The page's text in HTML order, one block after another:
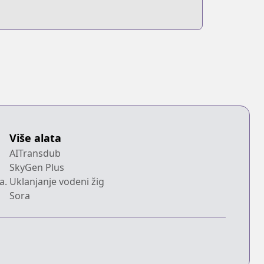
Više alata
AITransdub
SkyGen Plus
Uklanjanje vodeni žig
Sora